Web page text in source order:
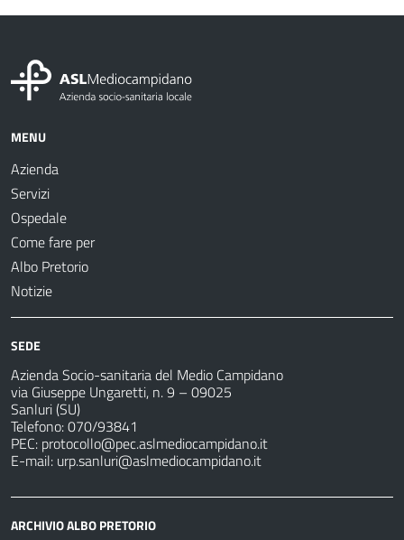
MENU
Azienda
Servizi
Ospedale
Come fare per
Albo Pretorio
Notizie
SEDE
Azienda Socio-sanitaria del Medio Campidano
via Giuseppe Ungaretti, n. 9 – 09025
Sanluri (SU)
Telefono: 070/93841
PEC: protocollo@pec.aslmediocampidano.it
E-mail: urp.sanluri@aslmediocampidano.it
ARCHIVIO ALBO PRETORIO